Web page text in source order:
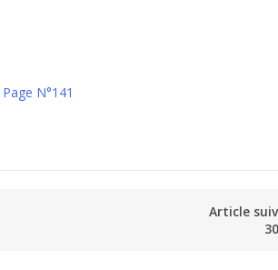
Page N°141
Article